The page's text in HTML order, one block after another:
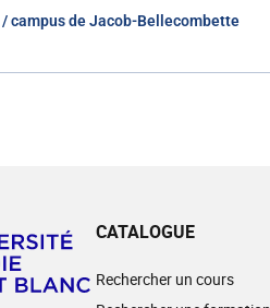
/ campus de Jacob-Bellecombette
CATALOGUE
Rechercher un cours